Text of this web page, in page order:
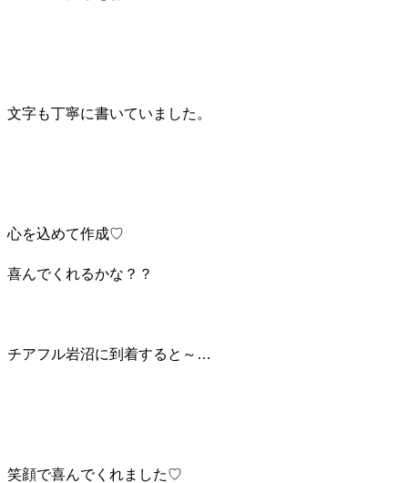
文字も丁寧に書いていました。
心を込めて作成♡
喜んでくれるかな？？
チアフル岩沼に到着すると～…
笑顔で喜んでくれました♡